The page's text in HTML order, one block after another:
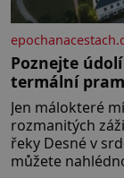
Poznejte
termální
Jen málokteré
rozmanitých
řeky Desné v
můžete